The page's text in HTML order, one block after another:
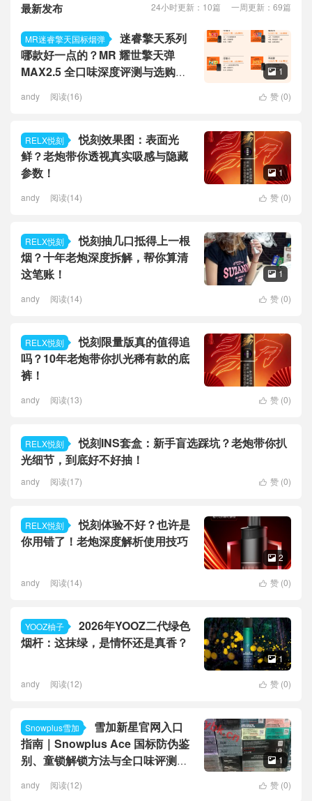
24小时更新：10篇 一周更新：69篇
最新发布
MR迷睿擎天国标烟弹
迷睿擎天系列
哪款好一点的？MR 耀世擎天弹
MAX2.5 全口味深度评测与选购指
 1
 赞 (0)
andy 阅读(16)
RELX悦刻
悦刻效果图：表面光
鲜？老炮带你透视真实吸感与隐藏
参数！
 1
 赞 (0)
andy 阅读(14)
RELX悦刻
悦刻抽几口抵得上一根
烟？十年老炮深度拆解，帮你算清
这笔账！
 1
 赞 (0)
andy 阅读(14)
RELX悦刻
悦刻限量版真的值得追
吗？10年老炮带你扒光稀有款的底
裤！
 赞 (0)
andy 阅读(13)
RELX悦刻
悦刻INS套盒：新手盲选踩坑？老炮带你扒
光细节，到底好不好抽！
 赞 (0)
andy 阅读(17)
RELX悦刻
悦刻体验不好？也许是
你用错了！老炮深度解析使用技巧
 2
 赞 (0)
andy 阅读(14)
YOOZ柚子
2026年YOOZ二代绿色
烟杆：这抹绿，是情怀还是真香？
 1
 赞 (0)
andy 阅读(12)
Snowplus雪加
雪加新星官网入口
指南｜Snowplus Ace 国标防伪鉴
别、童锁解锁方法与全口味评测白
 1
 赞 (0)
andy 阅读(12)